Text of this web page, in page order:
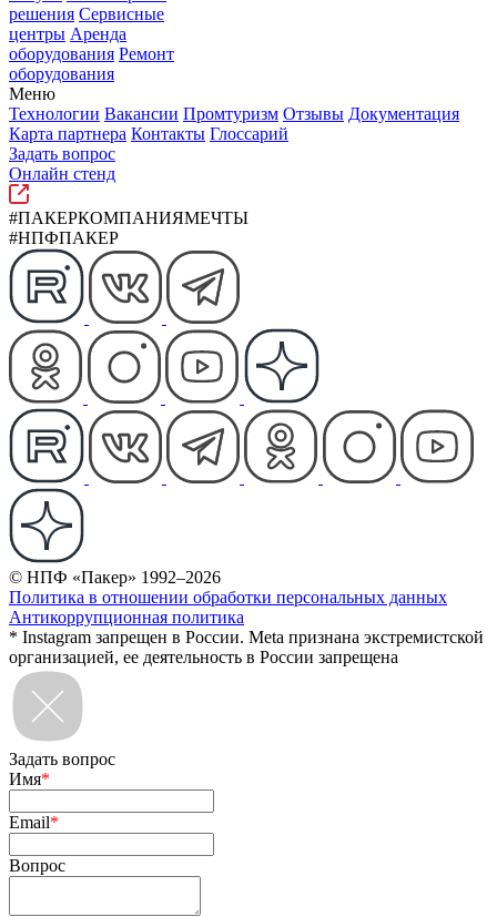
решения Сервисные
центры Аренда
оборудования Ремонт
оборудования
Меню
Технологии Вакансии Промтуризм Отзывы Документация
Карта партнера Контакты Глоссарий
Задать вопрос
Онлайн стенд
#ПАКЕРКОМПАНИЯМЕЧТЫ
#НПФПАКЕР
© НПФ «Пакер» 1992–2026
Политика в отношении обработки персональных данных
Антикоррупционная политика
* Instagram запрещен в России. Meta признана экстремистской
организацией, ее деятельность в России запрещена
Задать вопрос
Имя*
Email*
Вопрос